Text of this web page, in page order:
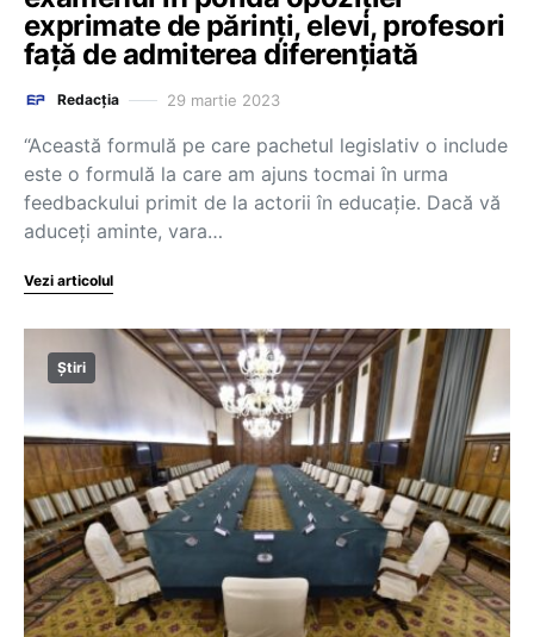
exprimate de părinți, elevi, profesori
față de admiterea diferențiată
Redacția 29 martie 2023
“Această formulă pe care pachetul legislativ o include
este o formulă la care am ajuns tocmai în urma
feedbackului primit de la actorii în educație. Dacă vă
aduceți aminte, vara…
Vezi articolul
Știri